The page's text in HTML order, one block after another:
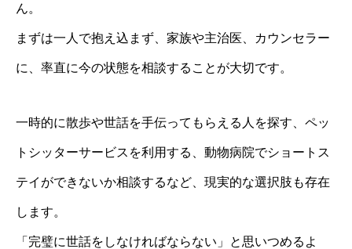
ん。
まずは一人で抱え込まず、家族や主治医、カウンセラー
に、率直に今の状態を相談することが大切です。
一時的に散歩や世話を手伝ってもらえる人を探す、ペッ
トシッターサービスを利用する、動物病院でショートス
テイができないか相談するなど、現実的な選択肢も存在
します。
「完璧に世話をしなければならない」と思いつめるよ